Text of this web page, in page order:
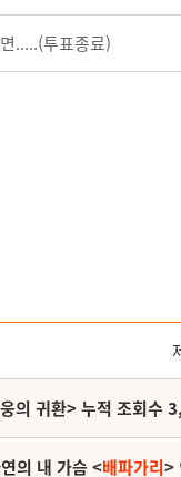
.....(투표종료)
의 귀환> 누적 조회수
의 내 가슴 <배파가리>